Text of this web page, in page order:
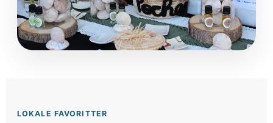
LOKALE FAVORITTER